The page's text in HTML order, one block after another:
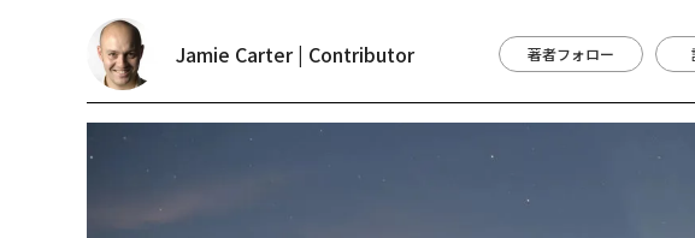
Jamie Carter | Contributor 著者フォロー